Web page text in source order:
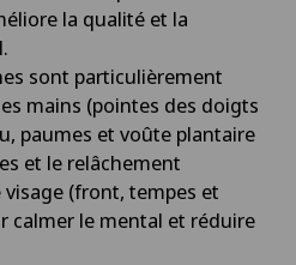
la qualité et la
sont particulièrement
mains (pointes des doigts
paumes et voûte plantaire
et le relâchement
(front, tempes et
calmer le mental et réduire